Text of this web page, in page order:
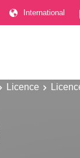
International
Licence